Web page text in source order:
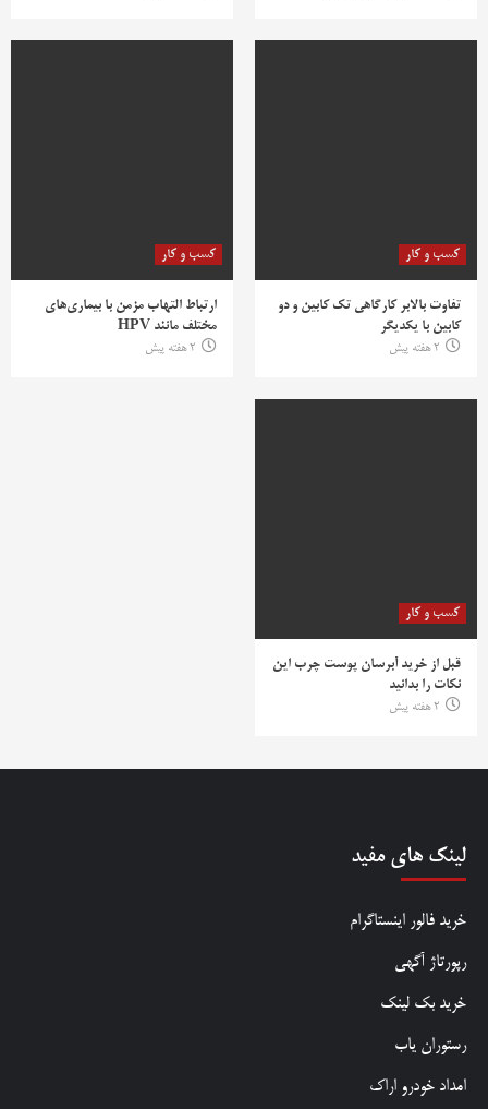
کسب و کار
تفاوت بالابر کارگاهی تک کابین و دو
کابین با یکدیگر
2 هفته پیش
کسب و کار
ارتباط التهاب مزمن با بیماری‌های
مختلف مانند HPV
2 هفته پیش
کسب و کار
قبل از خرید آبرسان پوست چرب این
نکات را بدانید
2 هفته پیش
لینک های مفید
خرید فالور اینستاگرام
رپورتاژ آگهی
خرید بک لینک
رستوران یاب
امداد خودرو اراک